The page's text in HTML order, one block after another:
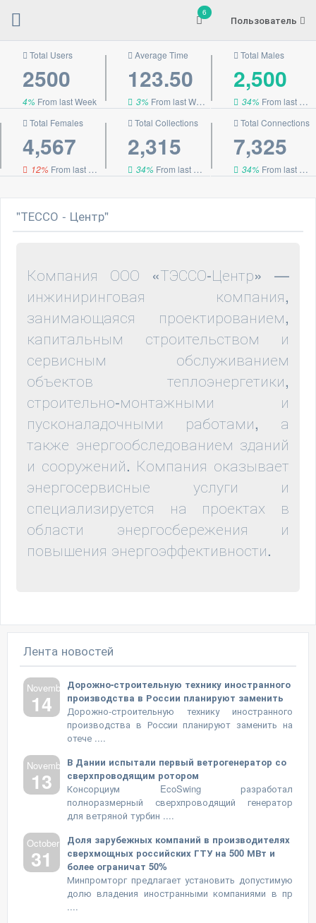
Пользователь
6
Total Users
2500
4% From last Week
Average Time
123.50
3% From last Week
Total Males
2,500
34% From last Week
Total Females
4,567
12% From last Week
Total Collections
2,315
34% From last Week
Total Connections
7,325
34% From last Week
"ТЕССО - Центр"
Компания ООО «ТЭССО-Центр» —
инжиниринговая компания,
занимающаяся проектированием,
капитальным строительством и
сервисным обслуживанием
объектов теплоэнергетики,
строительно-монтажными и
пусконаладочными работами, а
также энергообследованием зданий
и сооружений. Компания оказывает
энергосервисные услуги и
специализируется на проектах в
области энергосбережения и
повышения энергоэффективности.
Лента новостей
November
14
Дорожно-строительную технику иностранного
производства в России планируют заменить
Дорожно-строительную технику иностранного
производства в России планируют заменить на
отече ....
November
13
В Дании испытали первый ветрогенератор со
сверхпроводящим ротором
Консорциум EcoSwing разработал
полноразмерный сверхпроводящий генератор
для ветряной турбин ....
October
31
Доля зарубежных компаний в производителях
сверхмощных российских ГТУ на 500 МВт и
более ограничат 50%
Минпромторг предлагает установить допустимую
долю владения иностранными компаниями в пр
....